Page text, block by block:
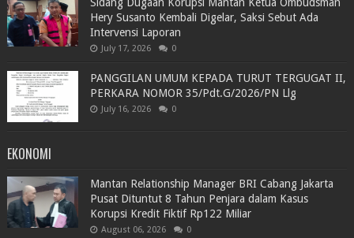
Hery Susanto Kembali Digelar, Saksi Sebut Ada
Intervensi Laporan
July 17, 2026 0
PANGGILAN UMUM KEPADA TURUT TERGUGAT II,
PERKARA NOMOR 35/Pdt.G/2026/PN Llg
July 16, 2026 0
EKONOMI
Mantan Relationship Manager BRI Cabang Jakarta
Pusat Dituntut 8 Tahun Penjara dalam Kasus
Korupsi Kredit Fiktif Rp122 Miliar
August 06, 2026 0